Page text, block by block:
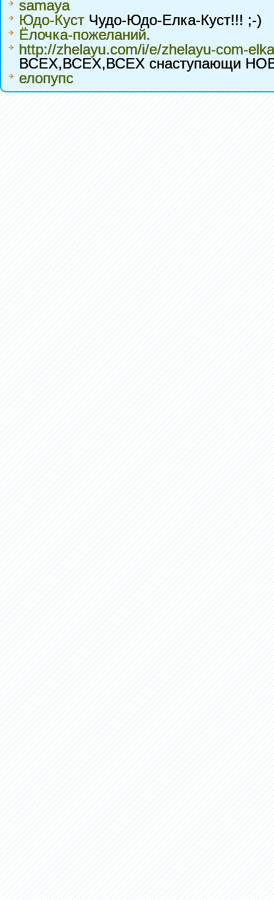
samaya
Юдо-Куст Чудо-Юдо-Елка-Куст!!! ;-)
Ёлочка-пожеланий.
http://zhelayu.com/i/e/zhelayu-com-
ВСЕХ,ВСЕХ,ВСЕХ снаступающи
елопупс